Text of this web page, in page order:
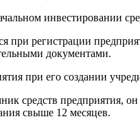
инвестировании
при регистрации
документами.
при его создании
средств предприятия,
свыше 12 месяцев.